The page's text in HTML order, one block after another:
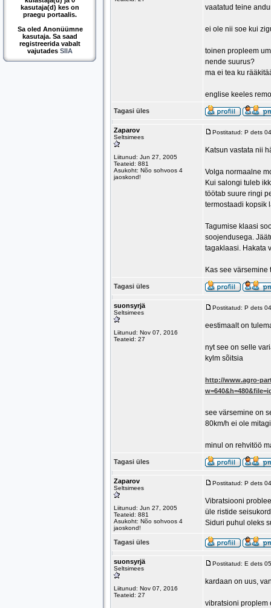
kasutaja(d) kes on
praegu portaalis.
Sa oled Anonüümne
kasutaja. Sa saad
registreerida vabalt
vajutades SIIA
vaatatud teine
ei ole nii soe kui
toinen propleem
nende suurus?
ma ei tea ku
englise keeles
Tagasi üles
Zaparov
Seltsimees
Liitunud: Jun 27, 2005
Teateid: 881
Asukoht: Nõo sohvoos 4
jaoskond!
Postitatud: P dets
Katsun vastata nii
Volga normaalne
Kui salongi tuleb
töötab suure ringi
termostaadi kopsik
Tagumise klaasi
soojendusega.
tagaklaasi. Hakata
Kas see
Tagasi üles
suonsyrjä
Seltsimees
Liitunud: Nov 07, 2016
Teateid: 27
Postitatud: P dets
eestimaalt on
nyt see on selle
kylm sõitsia
http://www.agro-
see värsemine on
80km/h ei ole mitagi
minul on rehvitöö
Tagasi üles
Zaparov
Seltsimees
Liitunud: Jun 27, 2005
Teateid: 881
Asukoht: Nõo sohvoos 4
jaoskond!
Postitatud: P dets
Vibratsiooni
üle ristide
Siduri puhul oleks
Tagasi üles
suonsyrjä
Seltsimees
Liitunud: Nov 07, 2016
Teateid: 27
Postitatud: E dets
kardaan on uus,
vibratsioni proplem